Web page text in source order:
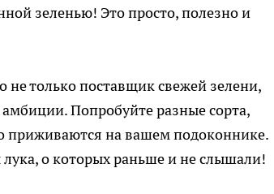
зеленью! Это просто, полезно и
не только поставщик свежей зелени,
Попробуйте разные сорта,
приживаются на вашем подоконнике.
о которых раньше и не слышали!